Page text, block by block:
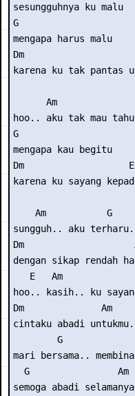
sesungguhnya ku malu
G
mengapa harus malu
Dm
karena ku tak pantas
      Am
hoo.. aku tak mau tahu
G
mengapa kau begitu
Dm                   E
karena ku sayang
    Am           G
sungguh.. aku
Dm
dengan sikap rendah
E   Am
hoo.. kasih.. ku
Dm              Am
cintaku abadi
G
mari bersama..
  G                Am
semoga abadi